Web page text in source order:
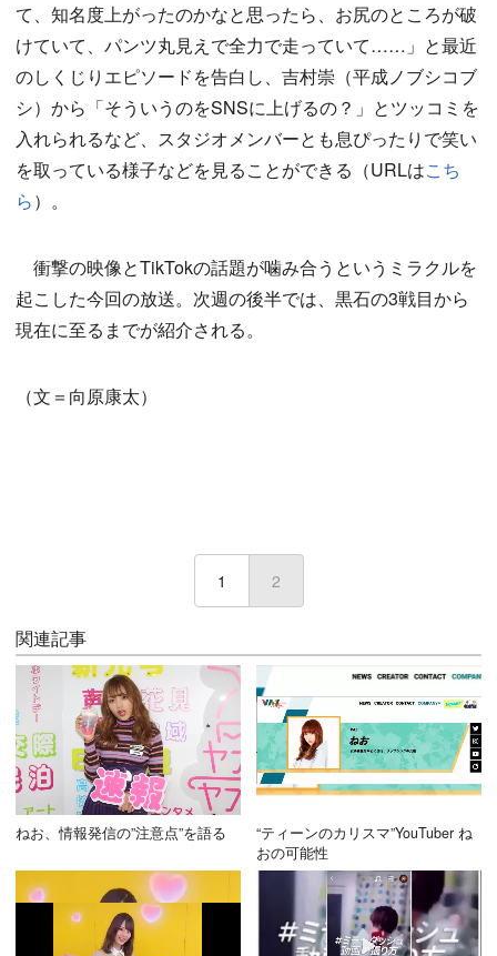
て、知名度上がったのかなと思ったら、お尻のところが破
けていて、パンツ丸見えで全力で走っていて……」と最近
のしくじりエピソードを告白し、吉村崇（平成ノブシコブ
シ）から「そういうのをSNSに上げるの？」とツッコミを
入れられるなど、スタジオメンバーとも息ぴったりで笑い
を取っている様子などを見ることができる（URLはこち
ら）。
衝撃の映像とTikTokの話題が噛み合うというミラクルを
起こした今回の放送。次週の後半では、黒石の3戦目から
現在に至るまでが紹介される。
（文＝向原康太）
1 2
関連記事
ねお、情報発信の”注意点”を語る
“ティーンのカリスマ”YouTuber ね
おの可能性